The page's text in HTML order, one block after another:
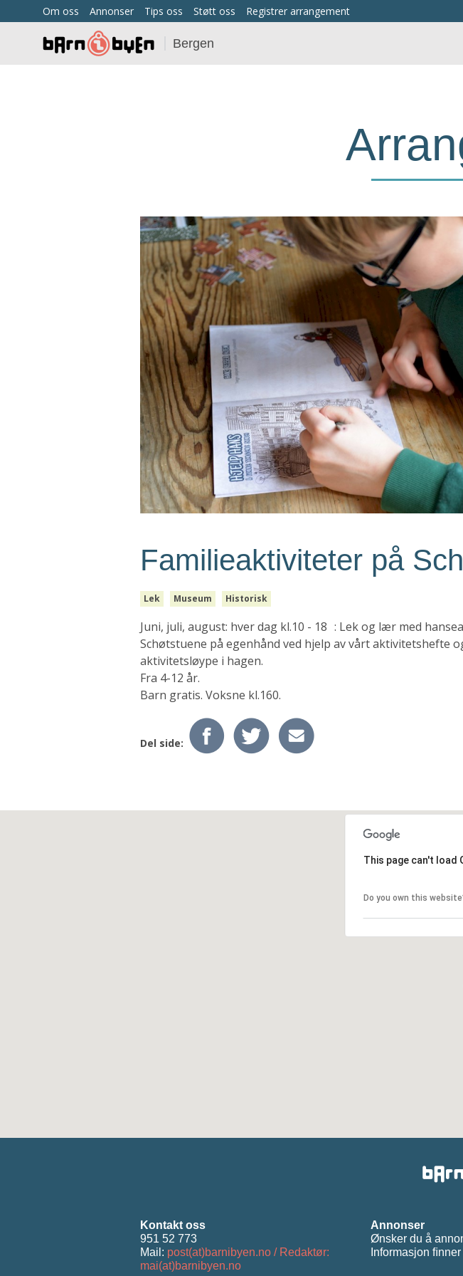
Om oss Annonser Tips oss Støtt oss Registrer arrangement
Bergen
Familieaktiviteter på
Lek Museum Historisk
Juni, juli, august: hver dag kl.10 - 18 : Lek og lær med
Schøtstuene på egenhånd ved hjelp av vårt aktivitetshefte
aktivitetsløype i hagen.
Fra 4-12 år.
Barn gratis. Voksne kl.160.
Del side:
This page can't load
Do you own this
Kontakt oss
951 52 773
Mail: post(at)barnibyen.no / Redaktør:
mai(at)barnibyen.no
Annonser
Ønsker du å
Informasjon ﬁnner